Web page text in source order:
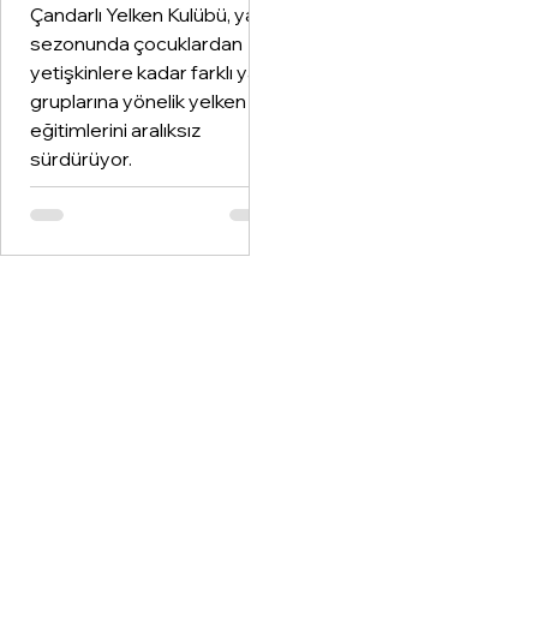
Çandarlı Yelken Kulübü, yaz
sezonunda çocuklardan
yetişkinlere kadar farklı yaş
gruplarına yönelik yelken
eğitimlerini aralıksız
sürdürüyor.